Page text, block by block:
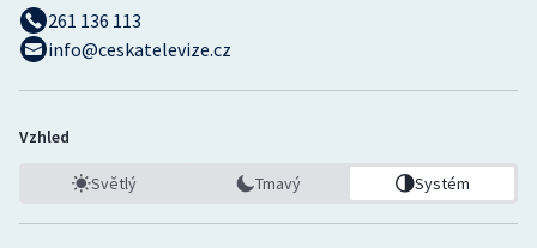
261 136 113
info@ceskatelevize.cz
Vzhled
Světlý Tmavý Systém